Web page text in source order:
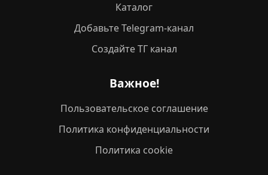
Каталог
Добавьте Telegram-канал
Создайте ТГ канал
Важное!
Пользовательское соглашение
Политика конфиденциальности
Политика cookie